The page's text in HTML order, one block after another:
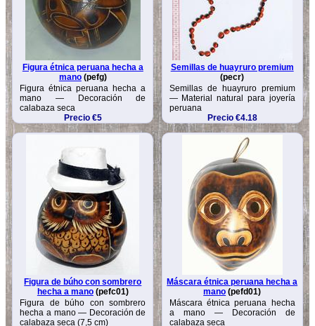
Figura étnica peruana hecha a
mano(pefg)
Figura étnica peruana hecha a
mano — Decoración de
calabaza seca
Precio €5
Semillas de huayruro premium
(pecr)
Semillas de huayruro premium
— Material natural para joyería
peruana
Precio €4.18
Figura de búho con sombrero
hecha a mano(pefc01)
Figura de búho con sombrero
hecha a mano — Decoración de
calabaza seca (7,5 cm)
Máscara étnica peruana hecha a
mano (pefd01)
Máscara étnica peruana hecha
a mano — Decoración de
calabaza seca